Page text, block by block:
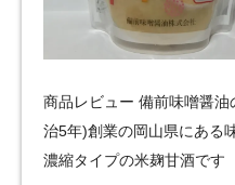
商品レビュー 備前味噌醤
治5年)創業の岡山県にある
濃縮タイプの米麹甘酒です